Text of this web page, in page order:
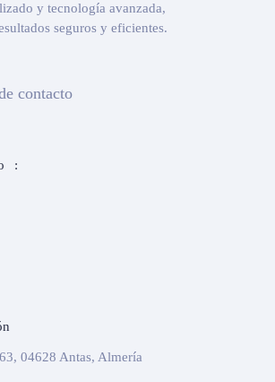
y tecnología avanzada,
seguros y eficientes.
contacto
04628 Antas, Almería